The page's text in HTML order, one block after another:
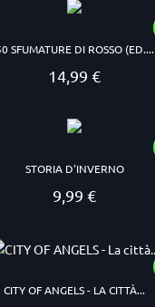
SFUMATURE DI ROSSO (ED....
Prezzo
14,99 €
STORIA D'INVERNO
Prezzo
9,99 €
CITY OF ANGELS - LA CITTÀ...